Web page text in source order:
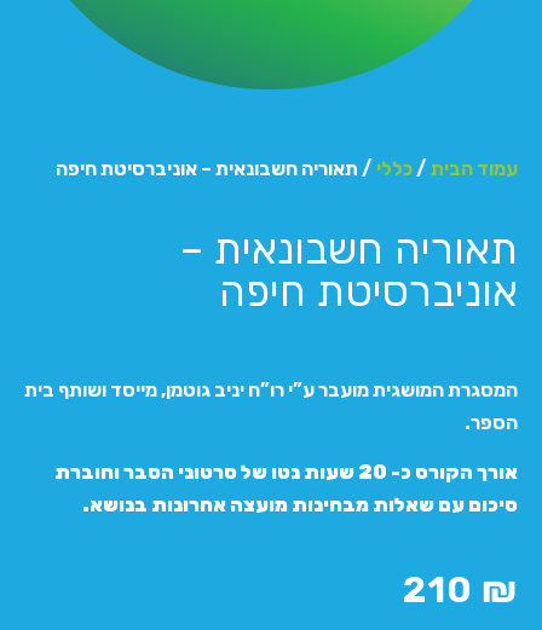
עמוד הבית /כללי / תאוריה חשבונאית – אוניברסיטת חיפה
תאוריה חשבונאית –
אוניברסיטת חיפה
המסגרת המושגית מועבר ע”י רו”ח יניב גוטמן, מייסד ושותף בית
הספר.
אורך הקורס כ- 20 שעות נטו של סרטוני הסבר וחוברת
סיכום עם שאלות מבחינות מועצה אחרונות בנושא.
210 ₪